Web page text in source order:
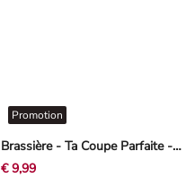
Brassière - Ta Coupe Parfaite - rosé tendre
Promotion
€ 9,99